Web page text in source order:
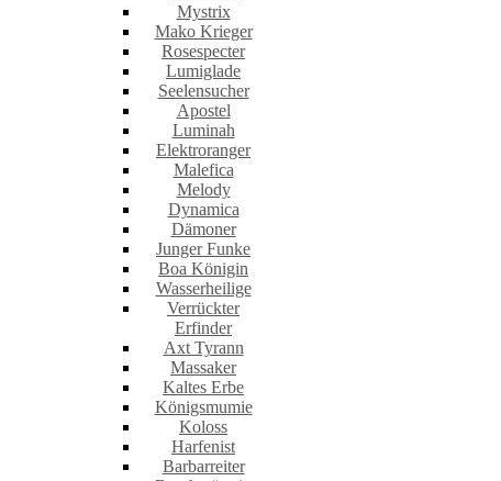
Mystrix
Mako Krieger
Rosespecter
Lumiglade
Seelensucher
Apostel
Luminah
Elektroranger
Malefica
Melody
Dynamica
Dämoner
Junger Funke
Boa Königin
Wasserheilige
Verrückter
Erfinder
Axt Tyrann
Massaker
Kaltes Erbe
Königsmumie
Koloss
Harfenist
Barbarreiter